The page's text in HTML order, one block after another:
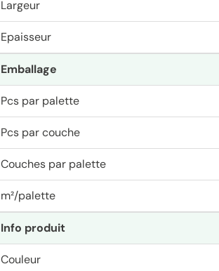
Largeur
Epaisseur
Emballage
Pcs par palette
Pcs par couche
Couches par palette
m²/palette
Info produit
Couleur